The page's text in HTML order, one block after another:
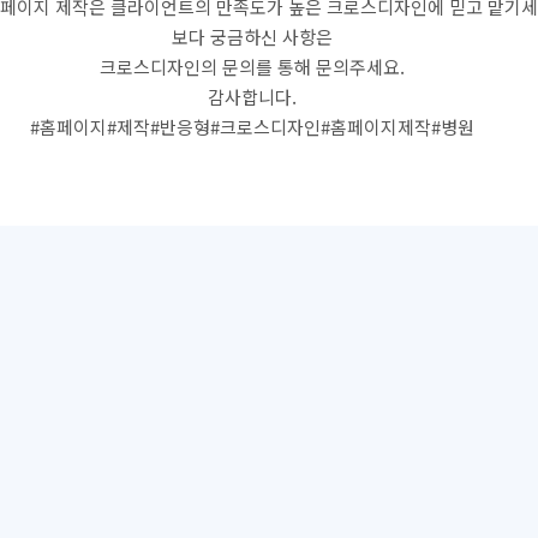
이지 제작은 클라이언트의 만족도가 높은 크로스디자인에 믿고 맡기
보다 궁금하신 사항은
크로스디자인의 문의를 통해 문의주세요.
감사합니다.
#홈페이지#제작#반응형#크로스디자인#홈페이지제작#병원